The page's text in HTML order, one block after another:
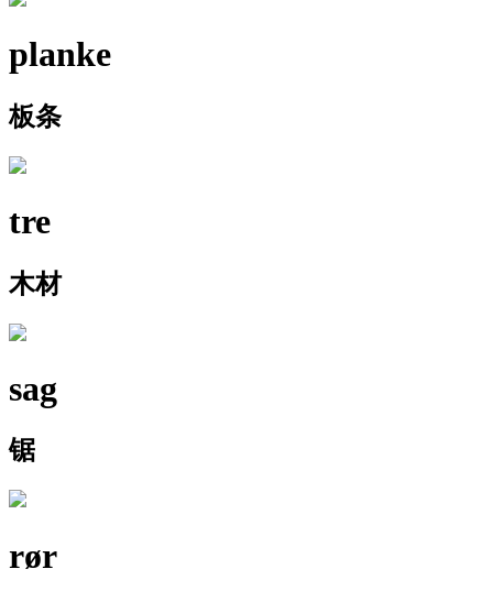
planke
板条
tre
木材
sag
锯
rør